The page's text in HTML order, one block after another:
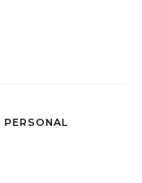
PERSONAL